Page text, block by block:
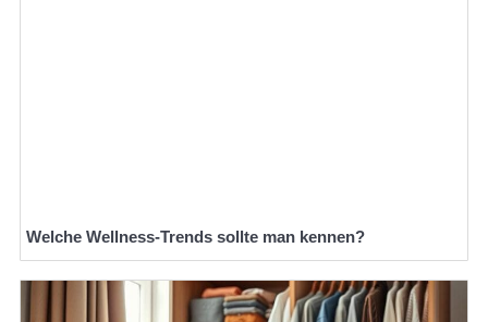
Welche Wellness-Trends sollte man kennen?